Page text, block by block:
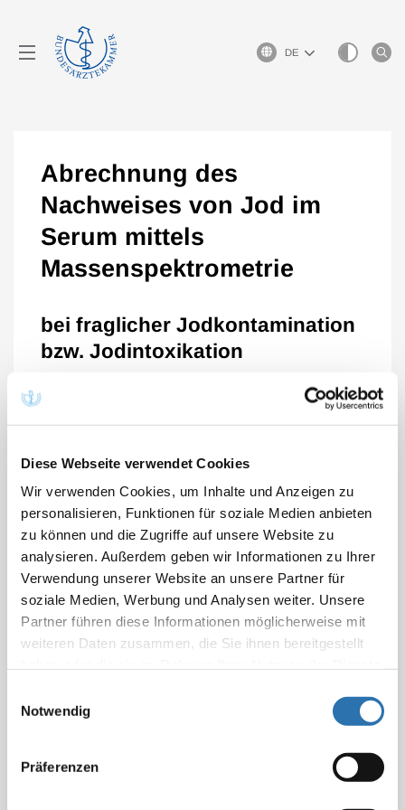
Diese Webseite verwendet Cookies
Wir verwenden Cookies, um Inhalte und Anzeigen zu
personalisieren, Funktionen für soziale Medien anbieten
zu können und die Zugriffe auf unsere Website zu
analysieren. Außerdem geben wir Informationen zu Ihrer
Verwendung unserer Website an unsere Partner für
soziale Medien, Werbung und Analysen weiter. Unsere
Partner führen diese Informationen möglicherweise mit
weiteren Daten zusammen, die Sie ihnen bereitgestellt
Cookies, wenn Sie unsere Webseite weiterhin
Notwendig
Präferenzen
Sprachauswahl
Abrechnung des
Nachweises von Jod im
Serum mittels
Massenspektrometrie
bei fraglicher Jodkontamination
bzw. Jodintoxikation
Bis auf die Abklärung einer fraglichen
Jodkontamination bzw. Jodintoxikation, die zudem in
erster Linie durch eine Bestimmung der
Jodausscheidung im Spontanurin erfolgen sollte, gibt
es für den Nachweis von Jod im Serum mittels
Massenspektrometrie keine stichhaltige Indikation.
Deutsches Ärzteblatt 109, Heft 49 (07.12.2012), Seite